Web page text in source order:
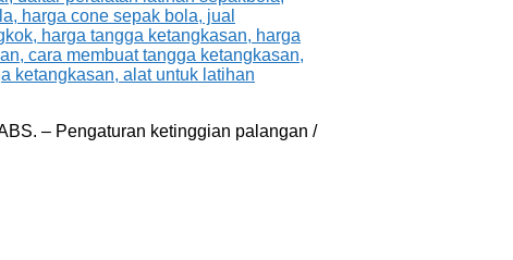
– Pengaturan ketinggian palangan /